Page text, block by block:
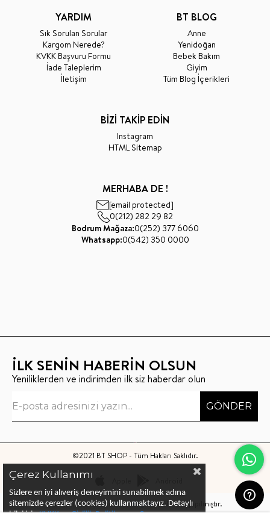
YARDIM
Sık Sorulan Sorular
Kargom Nerede?
KVKK Başvuru Formu
İade Taleplerim
İletişim
BT BLOG
Anne
Yenidoğan
Bebek Bakım
Giyim
Tüm Blog İçerikleri
BİZİ TAKİP EDİN
Instagram
HTML Sitemap
MERHABA DE !
[email protected]
0(212) 282 29 82
Bodrum Mağaza:0(252) 377 6060
Whatsapp:0(542) 350 0000
İLK SENİN HABERİN OLSUN
Yeniliklerden ve indirimden ilk siz haberdar olun
GÖNDER
©2021 BT SHOP - Tüm Hakları Saklıdır.
Bu sitenin kurulumuKeyo Digitaltarafından yapılmıştır.
Çerez Kullanımı
Sizlere en iyi alıveriş deneyimini sunabilmek adına
sitemizde çerezler (cookies) kullanmaktayız. Detaylı